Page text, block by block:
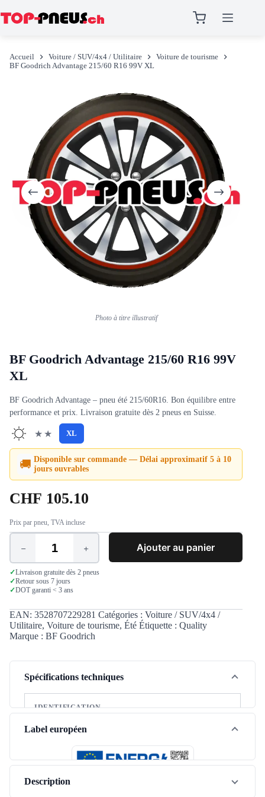
contenu
Accueil Voiture / SUV/4x4 / Utilitaire
Voiture de tourisme
BF Goodrich Advantage 215/60 R16 99V XL
Photo à titre illustratif
BF Goodrich Advantage 215/60 R16 99V
XL
BF Goodrich Advantage – pneu été 215/60R16. Bon équilibre entre
performance et prix. Livraison gratuite dès 2 pneus en Suisse.
★★ XL
🚚 Disponible sur commande — Délai approximatif 5 à 10
jours ouvrables
CHF 105.10
Prix par pneu, TVA incluse
quantité
de
BF
Goodrich
Advantage
R16
99V
XL
Ajouter au panier
✓Livraison gratuite dès 2 pneus
✓Retour sous 7 jours
✓DOT garanti < 3 ans
EAN: 3528707229281 Catégories : Voiture / SUV/4x4 /
Utilitaire, Voiture de tourisme, Été Étiquette : Quality
Marque : BF Goodrich
Spécifications techniques
IDENTIFICATION
Marque
Advantage
Saison Été
Type de véhicule
Label européen
Description